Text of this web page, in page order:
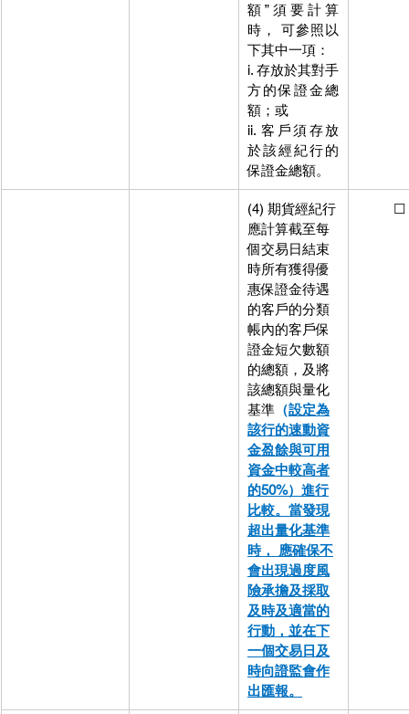
額”須要計算
時， 可參照以
下其中一項：
i. 存放於其對手
方的保證金總
額；或
ii. 客戶須存放
於該經紀行的
保證金總額。
(4) 期貨經紀行
應計算截至每
個交易日結束
時所有獲得優
惠保證金待遇
的客戶的分類
帳內的客戶保
證金短欠數額
的總額，及將
該總額與量化
基準 （設定為
該行的速動資
金盈餘與可用
資金中較高者
的50%）進行
比較。當發現
超出量化基準
時， 應確保不
會出現過度風
險承擔及採取
及時及適當的
行動，並在下
一個交易日及
時向證監會作
出匯報。
☐